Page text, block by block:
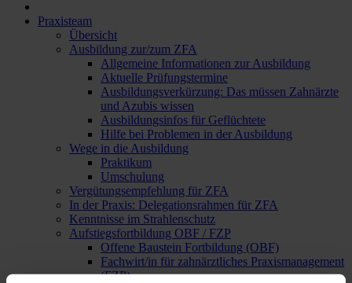
Praxisteam
Übersicht
Ausbildung zur/zum ZFA
Allgemeine Informationen zur Ausbildung
Aktuelle Prüfungstermine
Ausbildungsverkürzung: Das müssen Zahnärzte
und Azubis wissen
Ausbildungsinfos für Geflüchtete
Hilfe bei Problemen in der Ausbildung
Wege in die Ausbildung
Praktikum
Umschulung
Vergütungsempfehlung für ZFA
In der Praxis: Delegationsrahmen für ZFA
Kenntnisse im Strahlenschutz
Aufstiegsfortbildung OBF / FZP
Offene Baustein Fortbildung (OBF)
Fachwirt/in für zahnärztliches Praxismanagement
(FZP)